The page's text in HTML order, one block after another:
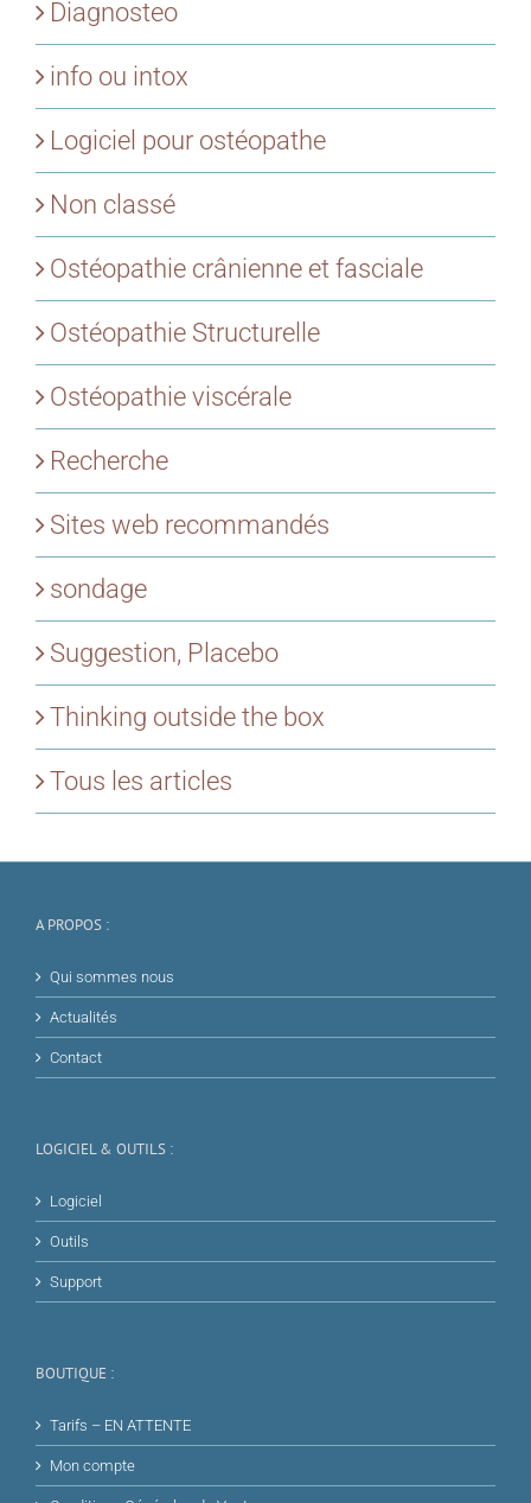
Diagnosteo
info ou intox
Logiciel pour ostéopathe
Non classé
Ostéopathie crânienne et fasciale
Ostéopathie Structurelle
Ostéopathie viscérale
Recherche
Sites web recommandés
sondage
Suggestion, Placebo
Thinking outside the box
Tous les articles
A PROPOS :
Qui sommes nous
Actualités
Contact
LOGICIEL & OUTILS :
Logiciel
Outils
Support
BOUTIQUE :
Tarifs – EN ATTENTE
Mon compte